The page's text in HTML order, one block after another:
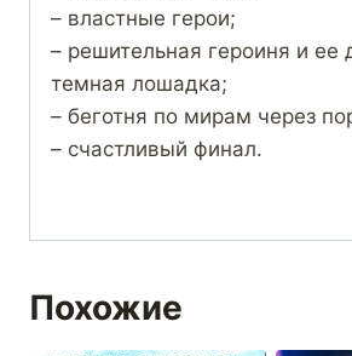
– властные герои;
– решительная героиня и ее
темная лошадка;
– беготня по мирам через
– счастливый финал.
Похожие